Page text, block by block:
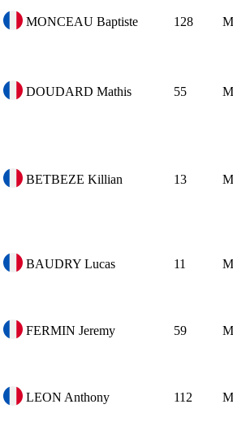
MONCEAU Baptiste 128 M
DOUDARD Mathis 55 M
BETBEZE Killian 13 M
BAUDRY Lucas 11 M
FERMIN Jeremy 59 M
LEON Anthony 112 M